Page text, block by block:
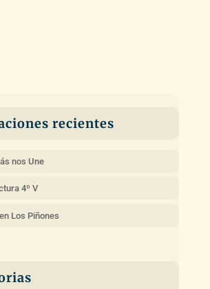
recientes
nos Une
4º V
Los Piñones